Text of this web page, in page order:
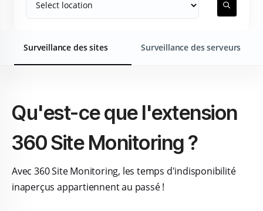
Surveillance des sites Surveillance des serveurs
Qu'est-ce que l'extension
360 Site Monitoring ?
Avec 360 Site Monitoring, les temps d'indisponibilité
inaperçus appartiennent au passé !